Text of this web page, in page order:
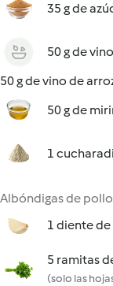
35 g de
50 g de
50 g de vino de
50 g de
1
Albóndigas de
1 diente de
5 ramitas
(solo las